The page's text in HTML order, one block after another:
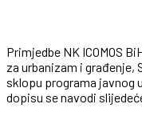
Primjedbe NK ICOMOS
za urbanizam i građenje,
sklopu programa javnog
dopisu se navodi